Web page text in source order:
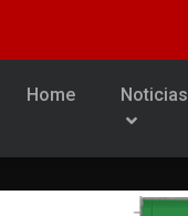
Home Noticias